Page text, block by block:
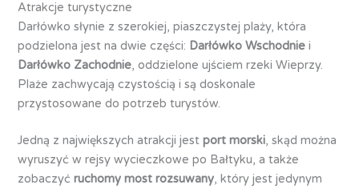
Atrakcje turystyczne
Darłówko słynie z szerokiej, piaszczystej plaży, która
podzielona jest na dwie części: Darłówko Wschodnie i
Darłówko Zachodnie, oddzielone ujściem rzeki Wieprzy.
Plaże zachwycają czystością i są doskonale
przystosowane do potrzeb turystów.
Jedną z największych atrakcji jestport morski, skąd można
wyruszyć w rejsy wycieczkowe po Bałtyku, a także
zobaczyćruchomy most rozsuwany, który jest jedynym